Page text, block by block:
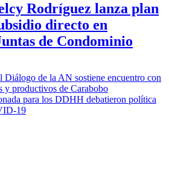
Rodríguez lanza plan
directo en
de Condominio
Diálogo de la AN sostiene encuentro con
y productivos de Carabobo
para los DDHH debatieron política
19